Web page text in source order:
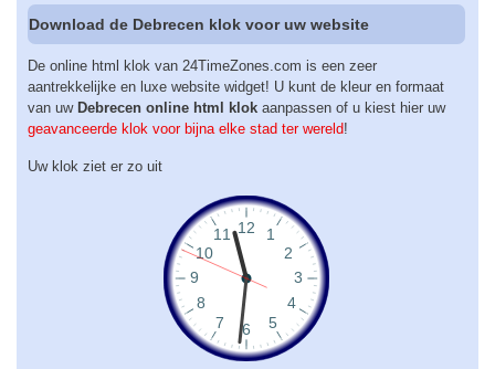
Download de Debrecen klok voor uw website
De online html klok van 24TimeZones.com is een zeer
aantrekkelijke en luxe website widget! U kunt de kleur en formaat
van uw Debrecen online html klok aanpassen of u kiest hier uw
geavanceerde klok voor bijna elke stad ter wereld!
Uw klok ziet er zo uit